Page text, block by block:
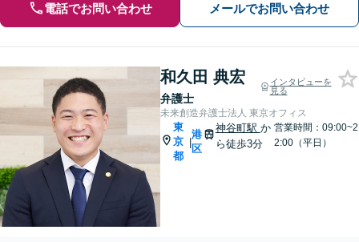
電話でお問い合わせ メールでお問い合わせ
和久田 典宏
弁護士
インタビューを
見る
未来創造弁護士法人 東京オフィス
東
京
都
|
港
区
神谷町駅 か
ら徒歩3分
営業時間：09:00~2
2:00（平日）